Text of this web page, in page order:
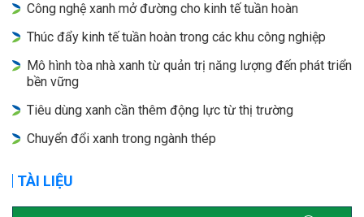
Công nghệ xanh mở đường cho kinh tế tuần hoàn
Thúc đẩy kinh tế tuần hoàn trong các khu công nghiệp
Mô hình tòa nhà xanh từ quản trị năng lượng đến phát triển
bền vững
Tiêu dùng xanh cần thêm động lực từ thị trường
Chuyển đổi xanh trong ngành thép
TÀI LIỆU